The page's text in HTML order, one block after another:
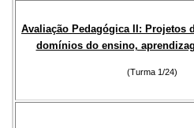
Avaliação Pedagógica II: Projetos
domínios do ensino,
(Turma 1/24)